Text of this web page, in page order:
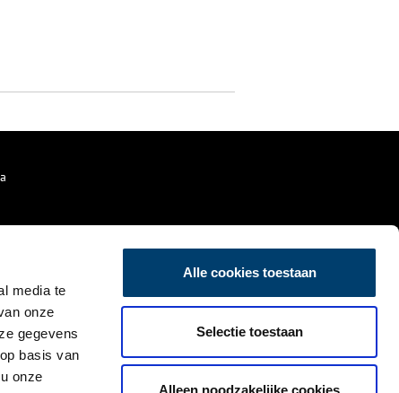
media te
onze
gegevens
basis van
onze
Alle cookies toestaan
Selectie toestaan
Alleen noodzakelijke cookies